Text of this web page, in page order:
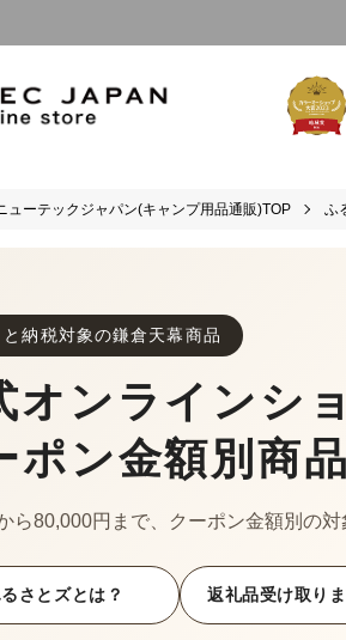
ューテックジャパン(キャンプ用品通販)TOP ふ
納税対象の鎌倉天幕商品
オンラインシ
ポン金額別商品
ら80,000円まで、クーポン金額別の
さとズとは？ 返礼品受け取り